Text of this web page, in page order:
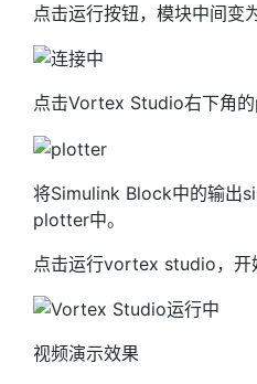
点击运行按钮，模块中间变
点击Vortex Studio右下角
将Simulink Block中的输出
plotter中。
点击运行vortex studio，开
视频演示效果